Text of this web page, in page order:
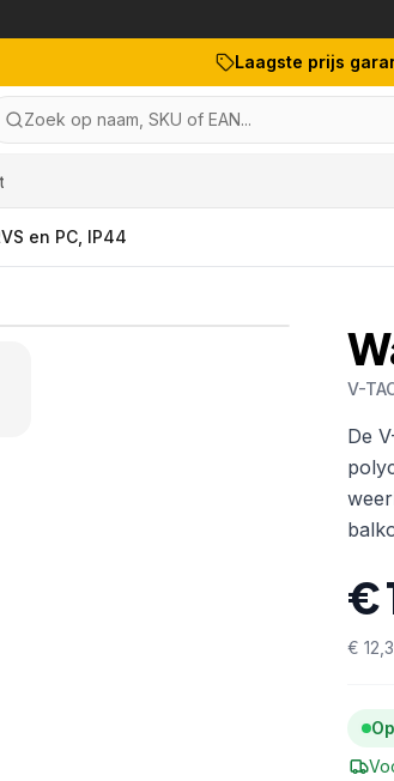
Laagste prijs
Zoek op naam, SKU of EAN...
en PC, IP44
V-
De
€
€